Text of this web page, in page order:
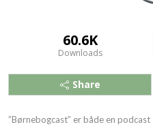
60.6K
Downloads
Share
”Børnebogcast” er både en